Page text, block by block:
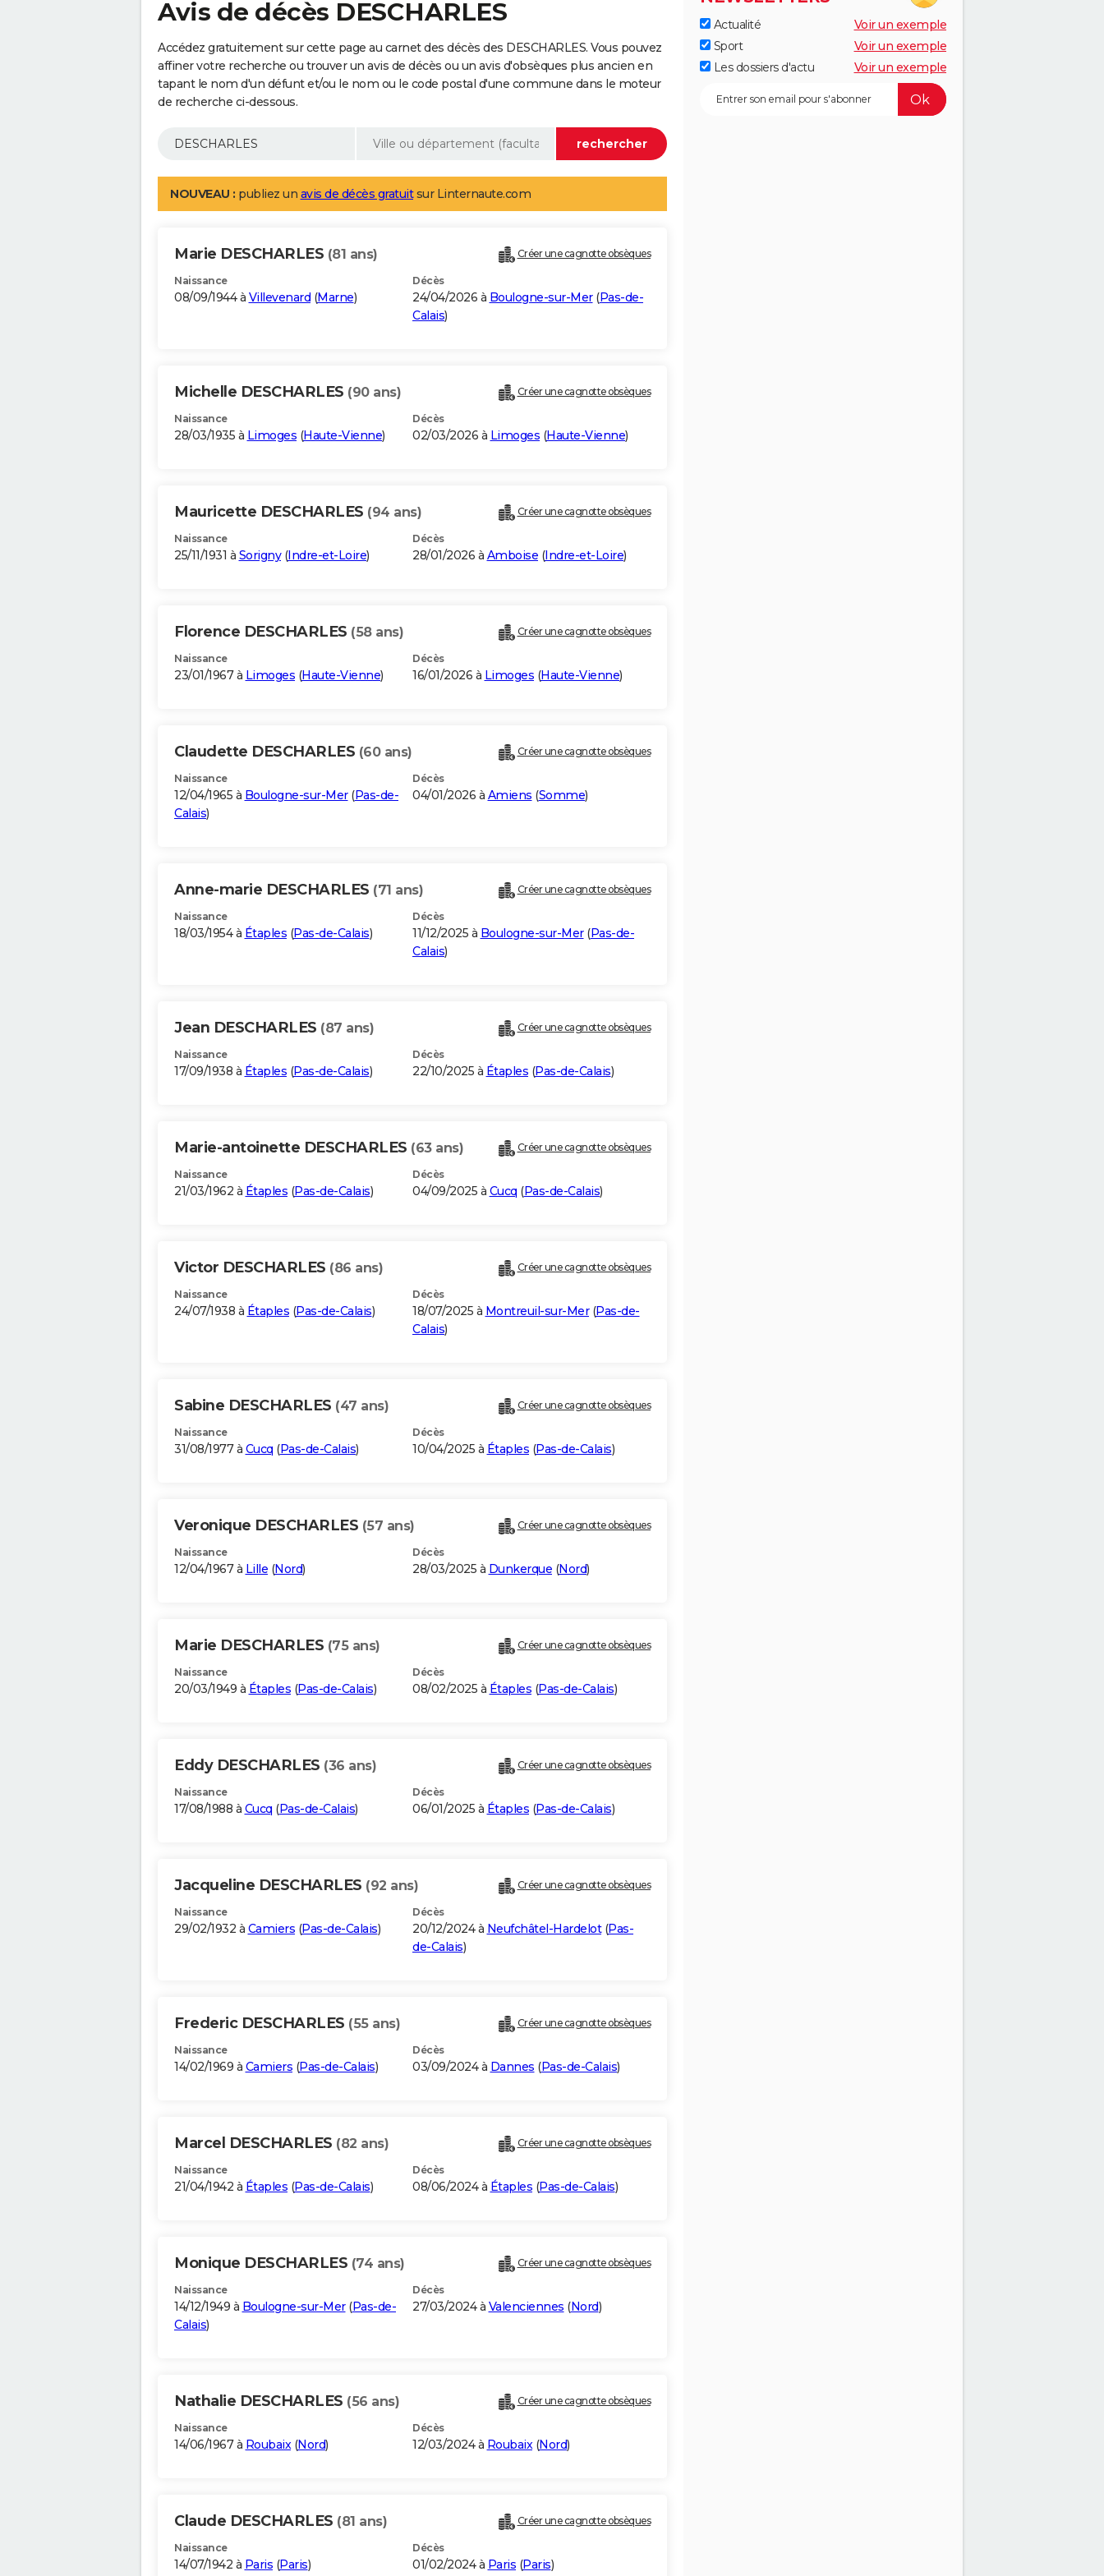
Avis de décès DESCHARLES
Accédez gratuitement sur cette page au carnet des décès des DESCHARLES. Vous pouvez
affiner votre recherche ou trouver un avis de décès ou un avis d'obsèques plus ancien en
tapant le nom d'un défunt et/ou le nom ou le code postal d'une commune dans le moteur
de recherche ci-dessous.
NOUVEAU : publiez un avis de décès gratuitsur Linternaute.com
Marie DESCHARLES (81 ans) Créer une cagnotte obsèques
Naissance
08/09/1944 à Villevenard (Marne)
Décès
24/04/2026 à Boulogne-sur-Mer(Pas-de-
Calais)
Michelle DESCHARLES (90 ans) Créer une cagnotte obsèques
Naissance
28/03/1935 à Limoges (Haute-Vienne)
Décès
02/03/2026 à Limoges (Haute-Vienne)
Mauricette DESCHARLES (94 ans) Créer une cagnotte obsèques
Naissance
25/11/1931 à Sorigny(Indre-et-Loire)
Décès
28/01/2026 à Amboise (Indre-et-Loire)
Florence DESCHARLES (58 ans) Créer une cagnotte obsèques
Naissance
23/01/1967 à Limoges (Haute-Vienne)
Décès
16/01/2026 à Limoges (Haute-Vienne)
Claudette DESCHARLES (60 ans) Créer une cagnotte obsèques
Naissance
12/04/1965 à Boulogne-sur-Mer(Pas-de-
Calais)
Décès
04/01/2026 à Amiens (Somme)
Anne-marie DESCHARLES (71 ans) Créer une cagnotte obsèques
Naissance
18/03/1954 à Étaples (Pas-de-Calais)
Décès
11/12/2025 à Boulogne-sur-Mer(Pas-de-
Calais)
Jean DESCHARLES (87 ans) Créer une cagnotte obsèques
Naissance
17/09/1938 à Étaples (Pas-de-Calais)
Décès
22/10/2025 à Étaples (Pas-de-Calais)
Marie-antoinette DESCHARLES (63 ans) Créer une cagnotte obsèques
Naissance
21/03/1962 à Étaples (Pas-de-Calais)
Décès
04/09/2025 à Cucq (Pas-de-Calais)
Victor DESCHARLES (86 ans) Créer une cagnotte obsèques
Naissance
24/07/1938 à Étaples (Pas-de-Calais)
Décès
18/07/2025 à Montreuil-sur-Mer(Pas-de-
Calais)
Sabine DESCHARLES (47 ans) Créer une cagnotte obsèques
Naissance
31/08/1977 à Cucq (Pas-de-Calais)
Décès
10/04/2025 à Étaples (Pas-de-Calais)
Veronique DESCHARLES (57 ans) Créer une cagnotte obsèques
Naissance
12/04/1967 à Lille (Nord)
Décès
28/03/2025 à Dunkerque (Nord)
Marie DESCHARLES (75 ans) Créer une cagnotte obsèques
Naissance
20/03/1949 à Étaples (Pas-de-Calais)
Décès
08/02/2025 à Étaples (Pas-de-Calais)
Eddy DESCHARLES (36 ans) Créer une cagnotte obsèques
Naissance
17/08/1988 à Cucq (Pas-de-Calais)
Décès
06/01/2025 à Étaples (Pas-de-Calais)
Jacqueline DESCHARLES (92 ans) Créer une cagnotte obsèques
Naissance
29/02/1932 à Camiers (Pas-de-Calais)
Décès
20/12/2024 à Neufchâtel-Hardelot(Pas-
de-Calais)
Frederic DESCHARLES (55 ans) Créer une cagnotte obsèques
Naissance
14/02/1969 à Camiers (Pas-de-Calais)
Décès
03/09/2024 à Dannes (Pas-de-Calais)
Marcel DESCHARLES (82 ans) Créer une cagnotte obsèques
Naissance
21/04/1942 à Étaples (Pas-de-Calais)
Décès
08/06/2024 à Étaples (Pas-de-Calais)
Monique DESCHARLES (74 ans) Créer une cagnotte obsèques
Naissance
14/12/1949 à Boulogne-sur-Mer(Pas-de-
Calais)
Décès
27/03/2024 à Valenciennes (Nord)
Nathalie DESCHARLES (56 ans) Créer une cagnotte obsèques
Naissance
14/06/1967 à Roubaix(Nord)
Décès
12/03/2024 à Roubaix(Nord)
Claude DESCHARLES (81 ans) Créer une cagnotte obsèques
Naissance
14/07/1942 à Paris (Paris)
Décès
01/02/2024 à Paris (Paris)
Actualité
Voir un exemple
Sport
Voir un exemple
Les dossiers d'actu
Voir un exemple